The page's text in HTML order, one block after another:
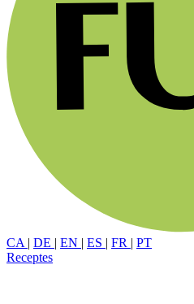
CA | DE | EN | ES | FR | PT
Receptes